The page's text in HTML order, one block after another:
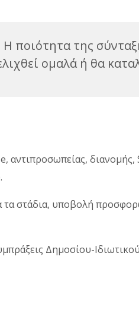
ποιότητα της
ομαλά ή θα
αντιπροσωπείας,
στάδια, υποβολή
Δημοσίου-